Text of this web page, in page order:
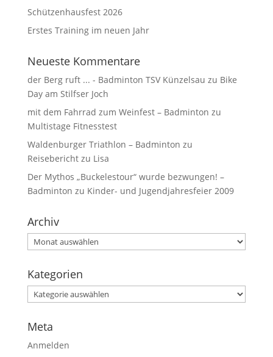
Schützenhausfest 2026
Erstes Training im neuen Jahr
Neueste Kommentare
der Berg ruft ... - Badminton TSV Künzelsau zu Bike
Day am Stilfser Joch
mit dem Fahrrad zum Weinfest – Badminton zu
Multistage Fitnesstest
Waldenburger Triathlon – Badminton zu
Reisebericht zu Lisa
Der Mythos „Buckelestour“ wurde bezwungen! –
Badminton zu Kinder- und Jugendjahresfeier 2009
Archiv
Kategorien
Meta
Anmelden